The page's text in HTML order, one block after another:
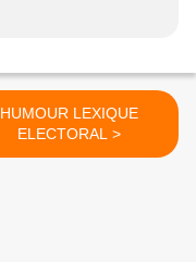
HUMOUR LEXIQUE
ELECTORAL >